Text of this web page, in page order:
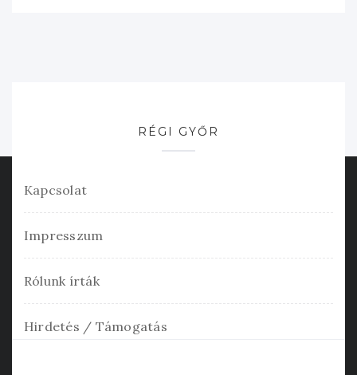
RÉGI GYŐR
Kapcsolat
Impresszum
Rólunk írták
Hirdetés / Támogatás